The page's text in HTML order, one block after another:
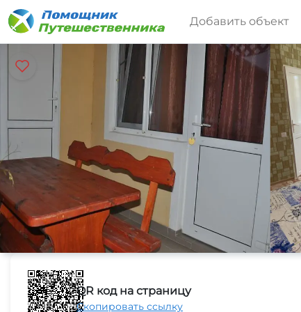
Добавить объект
QR код на страницу
Скопировать ссылку